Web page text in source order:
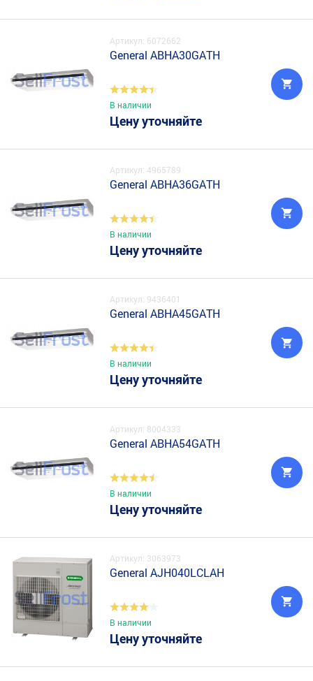
Артикул: 6072662
General ABHA30GATH
В наличии
Цену уточняйте
Артикул: 4965789
General ABHA36GATH
В наличии
Цену уточняйте
Артикул: 9436401
General ABHA45GATH
В наличии
Цену уточняйте
Артикул: 8004333
General ABHA54GATH
В наличии
Цену уточняйте
Артикул: 3063973
General AJH040LCLAH
В наличии
Цену уточняйте